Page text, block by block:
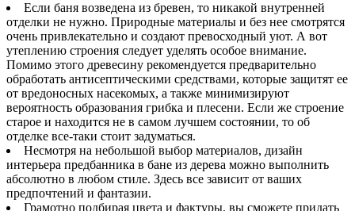
Если баня возведена из бревен, то никакой внутренней
отделки не нужно. Природные материалы и без нее смотрятся
очень привлекательно и создают превосходный уют. А вот
утеплению строения следует уделять особое внимание.
Помимо этого древесину рекомендуется предварительно
обработать антисептическими средствами, которые защитят ее
от вредоносных насекомых, а также минимизируют
вероятность образования грибка и плесени. Если же строение
старое и находится не в самом лучшем состоянии, то об
отделке все-таки стоит задуматься.
Несмотря на небольшой выбор материалов, дизайн
интерьера предбанника в бане из дерева можно выполнить
абсолютно в любом стиле. Здесь все зависит от ваших
предпочтений и фантазии.
Грамотно подбирая цвета и фактуры, вы сможете придать